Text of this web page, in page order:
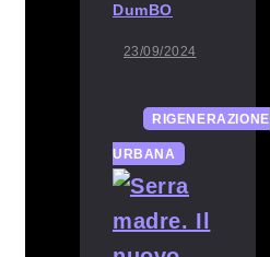
DumBO
23/09/2024
RIGENERAZIONE
URBANA